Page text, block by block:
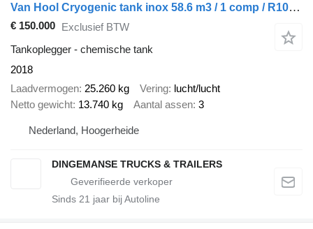
Van Hool Cryogenic tank inox 58.6 m3 / 1 comp / R10,4BN (methane/argon/ni
€ 150.000 Exclusief BTW
Tankoplegger - chemische tank
2018
Laadvermogen 25.260 kg Vering lucht/lucht
Netto gewicht 13.740 kg Aantal assen 3
Nederland, Hoogerheide
DINGEMANSE TRUCKS & TRAILERS
Sinds 21 jaar bij Autoline